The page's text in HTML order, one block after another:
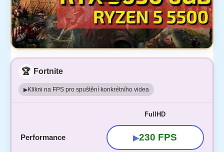
🏆 Fortnite
▶Klikni na FPS pro spuštění konkrétního videa
FullHD
Performance ▶230 FPS